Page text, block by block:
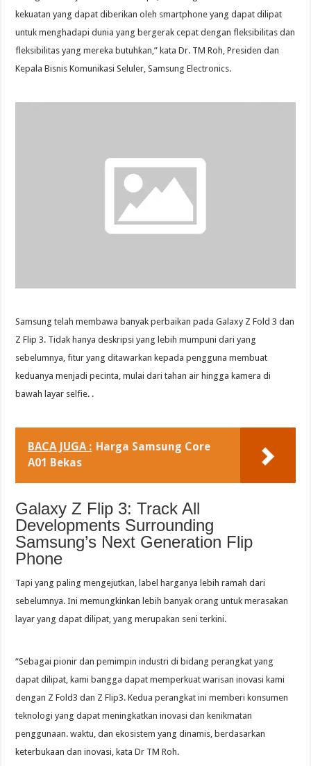
kekuatan yang dapat diberikan oleh smartphone yang dapat dilipat
untuk menghadapi dunia yang bergerak cepat dengan fleksibilitas dan
fleksibilitas yang mereka butuhkan,” kata Dr. TM Roh, Presiden dan
Kepala Bisnis Komunikasi Seluler, Samsung Electronics.
Samsung telah membawa banyak perbaikan pada Galaxy Z Fold 3 dan
Z Flip 3. Tidak hanya deskripsi yang lebih mumpuni dari yang
sebelumnya, fitur yang ditawarkan kepada pengguna membuat
keduanya menjadi pecinta, mulai dari tahan air hingga kamera di
bawah layar selfie. .
BACA JUGA : Harga Samsung Core
A01 Bekas
Galaxy Z Flip 3: Track All
Developments Surrounding
Samsung’s Next Generation Flip
Phone
Tapi yang paling mengejutkan, label harganya lebih ramah dari
sebelumnya. Ini memungkinkan lebih banyak orang untuk merasakan
layar yang dapat dilipat, yang merupakan seni terkini.
“Sebagai pionir dan pemimpin industri di bidang perangkat yang
dapat dilipat, kami bangga dapat memperkuat warisan inovasi kami
dengan Z Fold3 dan Z Flip3. Kedua perangkat ini memberi konsumen
teknologi yang dapat meningkatkan inovasi dan kenikmatan
penggunaan. waktu, dan ekosistem yang dinamis, berdasarkan
keterbukaan dan inovasi, kata Dr TM Roh.